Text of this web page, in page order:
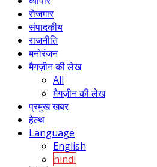
रोजगार
संपादकीय
राजनीति
मनोरंजन
मैगज़ीन की लेख
All
मैगज़ीन की लेख
प्रमुख खबर
हेल्थ
Language
English
hindi